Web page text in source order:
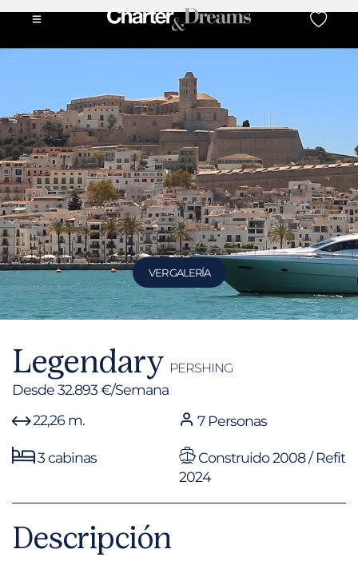
VER GALERÍA
Legendary PERSHING
Desde 32.893 €/Semana
22,26 m.
7 Personas
3 cabinas
Construido 2008 / Refit
2024
Descripción